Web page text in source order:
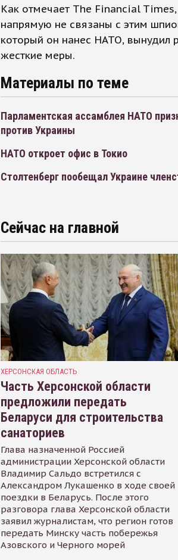
Как отмечает The Financial
напрямую не связаны с этим
который он нанес НАТО, вынудил
жесткие меры.
Материалы по теме
Парламентская ассамблея НАТО
против Украины
НАТО откроет офис в Токио
Столтенберг пообещал Украине
Сейчас на главной
ХЕРСОНСКАЯ ОБЛАСТЬ
Часть Херсонской области
предложили передать
Беларуси для строительства
санаториев
Глава назначенной Россией
администрации Херсонской области
Владимир Сальдо встретился с
Александром Лукашенко в ходе своей
поездки в Беларусь. После этого
разговора глава Херсонской области
заявил журналистам, что регион готов
передать Минску часть побережья
Азовского и Черного морей